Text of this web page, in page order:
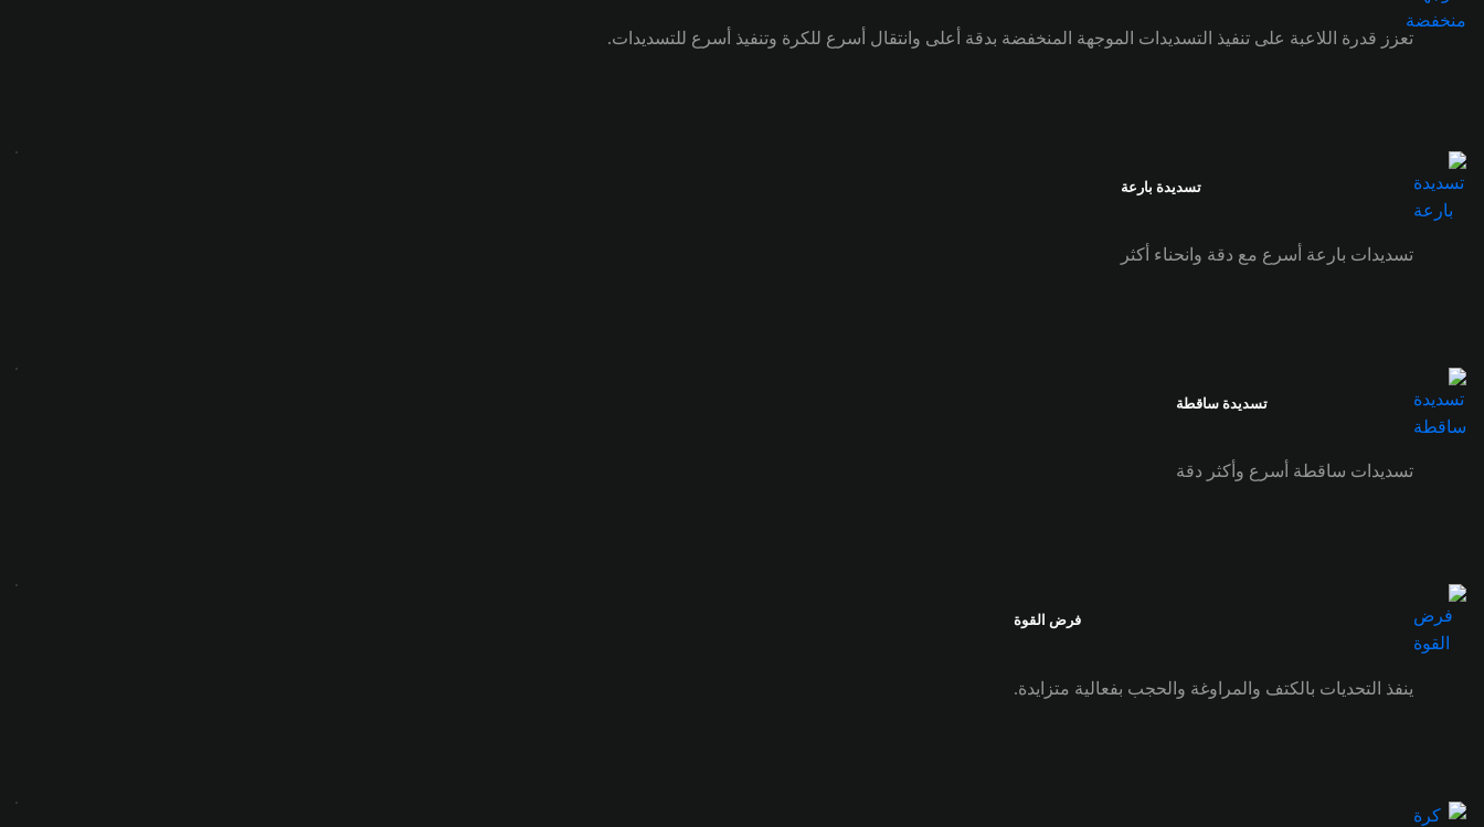
تعزز قدرة اللاعبة على تنفيذ التسديدات الموجهة المنخفضة بدقة أعلى وانتقال أسرع للكرة وتنفيذ أسرع للتسديدات.
تسديدة بارعة
تسديدات بارعة أسرع مع دقة وانحناء أكثر
تسديدة ساقطة
تسديدات ساقطة أسرع وأكثر دقة
فرض القوة
ينفذ التحديات بالكتف والمراوغة والحجب بفعالية متزايدة.